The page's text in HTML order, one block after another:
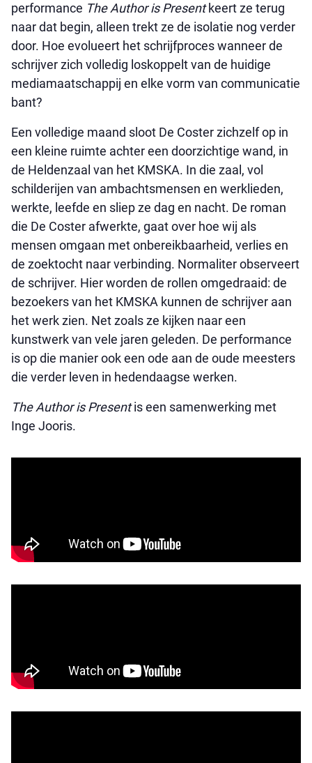
performance The Author is Presentkeert ze terug
naar dat begin, alleen trekt ze de isolatie nog verder
door. Hoe evolueert het schrijfproces wanneer de
schrijver zich volledig loskoppelt van de huidige
mediamaatschappij en elke vorm van communicatie
bant?
Een volledige maand sloot De Coster zichzelf op in
een kleine ruimte achter een doorzichtige wand, in
de Heldenzaal van het KMSKA. In die zaal, vol
schilderijen van ambachtsmensen en werklieden,
werkte, leefde en sliep ze dag en nacht. De roman
die De Coster afwerkte, gaat over hoe wij als
mensen omgaan met onbereikbaarheid, verlies en
de zoektocht naar verbinding. Normaliter observeert
de schrijver. Hier worden de rollen omgedraaid: de
bezoekers van het KMSKA kunnen de schrijver aan
het werk zien. Net zoals ze kijken naar een
kunstwerk van vele jaren geleden. De performance
is op die manier ook een ode aan de oude meesters
die verder leven in hedendaagse werken.
The Author is Presentis een samenwerking met
Inge Jooris.